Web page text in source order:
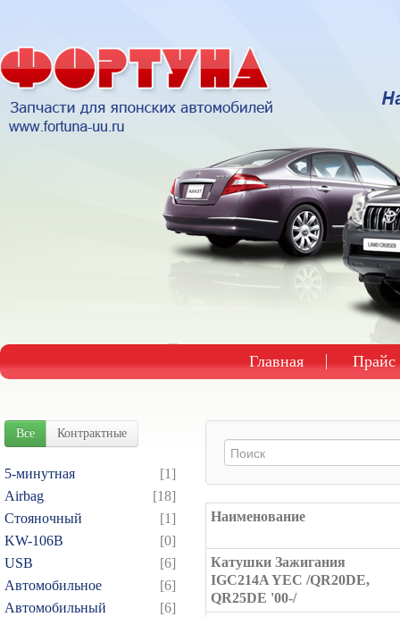
Главная Прайс
Все Контрактные
5-минутная
[1]
Airbag
[18]
Cтояночный
[1]
KW-106B
[0]
USB
[6]
Автомобильное
[6]
Автомобильный
[6]
Наименование
Катушки Зажигания
IGC214A YEC /QR20DE,
QR25DE '00-/